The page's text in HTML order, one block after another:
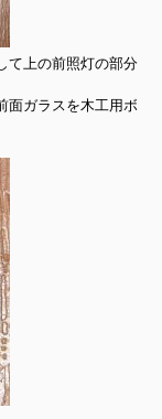
て上の前照灯の部分
面ガラスを木工用ボ